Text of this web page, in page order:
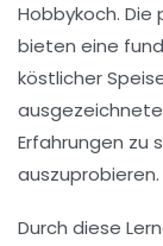
Hobbykoch. Die
bieten eine
köstlicher
Erfahrungen zu
auszuprobieren.
Durch diese